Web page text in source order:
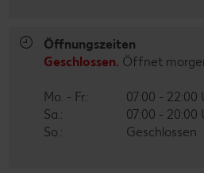
Öffnungszeiten
Geschlossen. Öffnet
Mo. - Fr.:
07:00 - 22:00
Sa.:
07:00 - 20:00
So.:
Geschlossen